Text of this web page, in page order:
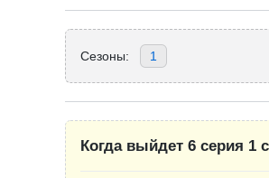
Сезоны: 1
Когда выйдет 6 серия 1